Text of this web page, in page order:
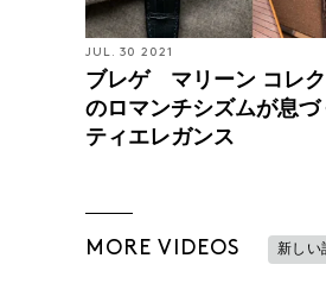
JUL. 30 2021
ブレゲ マリーン コレ
のロマンチシズムが息づ
ティエレガンス
MORE VIDEOS 新しい